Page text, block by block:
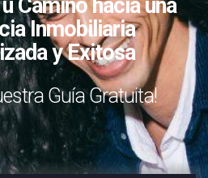
Camino hacia una
Inmobiliaria
y Exitosa
Guía Gratuita!